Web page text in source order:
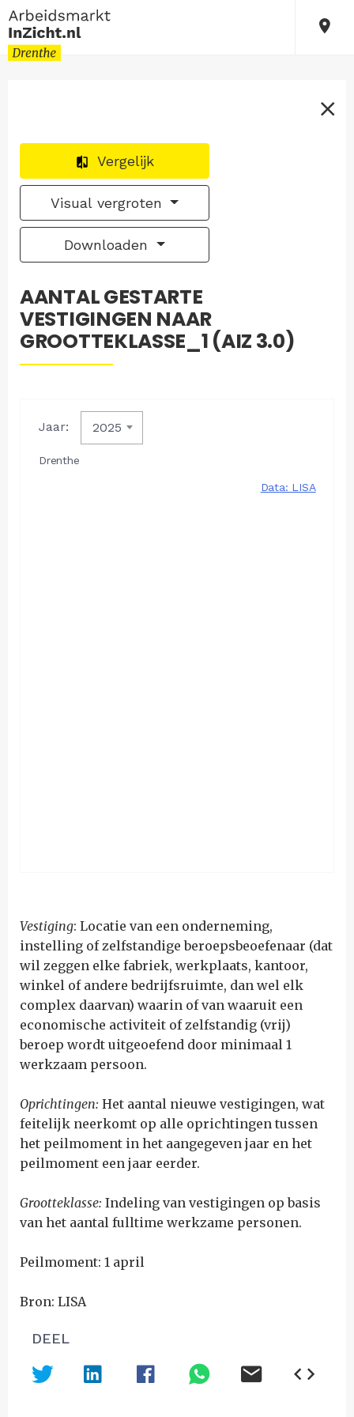
Vergelijk
Visual vergroten
Downloaden
AANTAL GESTARTE
VESTIGINGEN NAAR
GROOTTEKLASSE_1 (AIZ 3.0)
Vestiging: Locatie van een onderneming,
instelling of zelfstandige beroepsbeoefenaar (dat
wil zeggen elke fabriek, werkplaats, kantoor,
winkel of andere bedrijfsruimte, dan wel elk
complex daarvan) waarin of van waaruit een
economische activiteit of zelfstandig (vrij)
beroep wordt uitgeoefend door minimaal 1
werkzaam persoon.
Oprichtingen: Het aantal nieuwe vestigingen, wat
feitelijk neerkomt op alle oprichtingen tussen
het peilmoment in het aangegeven jaar en het
peilmoment een jaar eerder.
Grootteklasse: Indeling van vestigingen op basis
van het aantal fulltime werkzame personen.
Peilmoment: 1 april
Bron: LISA
DEEL